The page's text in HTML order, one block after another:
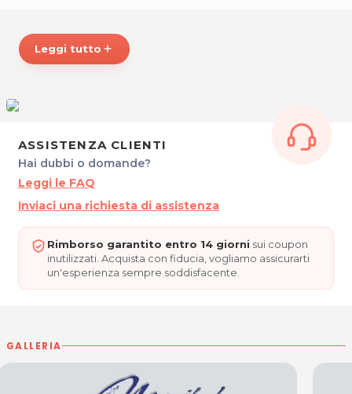
SALONE MARIBEL di Maria Isabel Grotto
Via Garibaldi, 75
Per ulteriori informazioni sull'offerta o sulle modalità di
Leggi tutto add
ASSISTENZA CLIENTI
Hai dubbi o domande?
Leggi le FAQ
Inviaci una richiesta di assistenza
Rimborso garantito entro 14 giorni sui coupon
inutilizzati. Acquista con fiducia, vogliamo assicurarti
un'esperienza sempre soddisfacente.
GALLERIA